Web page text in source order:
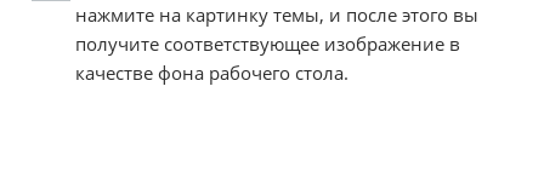
нажмите на картинку темы, и после этого вы
получите соответствующее изображение в
качестве фона рабочего стола.